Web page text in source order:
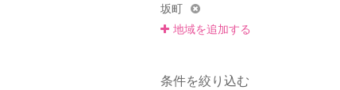
坂町
地域を追加する
条件を絞り込む